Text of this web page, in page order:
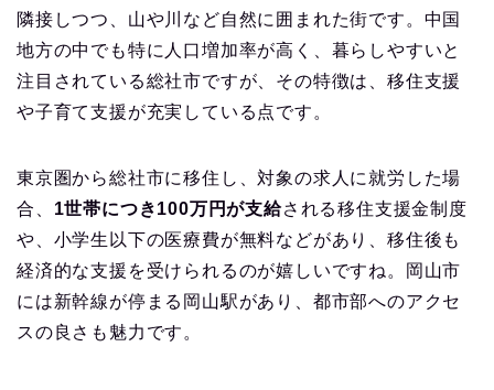
隣接しつつ、山や川など自然に囲まれた街です。中国
地方の中でも特に人口増加率が高く、暮らしやすいと
注目されている総社市ですが、その特徴は、移住支援
や子育て支援が充実している点です。
東京圏から総社市に移住し、対象の求人に就労した場
合、 1世帯につき100万円が支給される移住支援金制度
や、小学生以下の医療費が無料などがあり、移住後も
経済的な支援を受けられるのが嬉しいですね。岡山市
には新幹線が停まる岡山駅があり、都市部へのアクセ
スの良さも魅力です。